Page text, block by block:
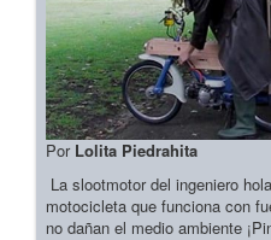
Por Lolita Piedrahita
La slootmotor del ingeniero
motocicleta que funciona con
no dañan el medio ambiente